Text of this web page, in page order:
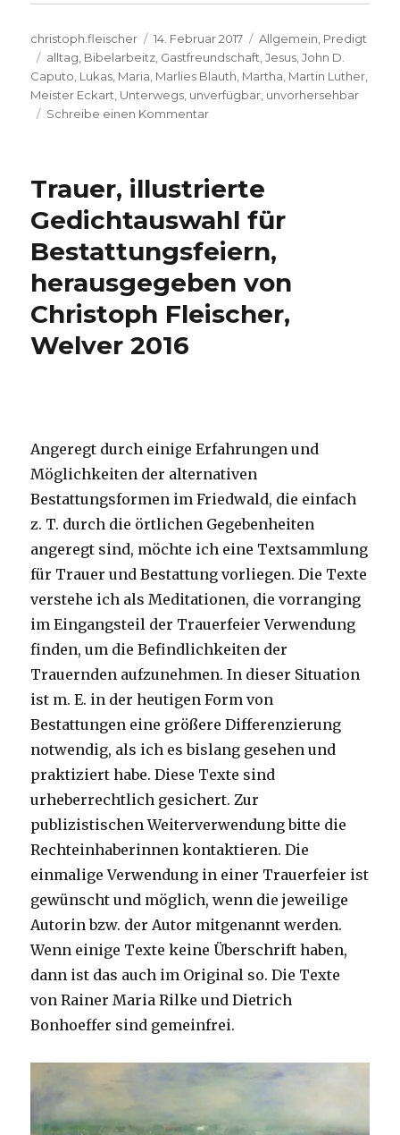
Autor
christoph.fleischer
Veröffentlicht
am
14. Februar 2017 Kategorien
Allgemein, Predigt
Schlagwörter
alltag, Bibelarbeitz, Gastfreundschaft,Jesus,John D.
Caputo, Lukas, Maria, Marlies Blauth, Martha, Martin Luther,
Meister Eckart, Unterwegs, unverfügbar, unvorhersehbar
Schreibe einen Kommentarzu
10,
und
Martha,
Christoph
Fleischer,
Welver
2017
Trauer, illustrierte
Gedichtauswahl für
Bestattungsfeiern,
herausgegeben von
Christoph Fleischer,
Welver 2016
Angeregt durch einige Erfahrungen und
Möglichkeiten der alternativen
Bestattungsformen im Friedwald, die einfach
z. T. durch die örtlichen Gegebenheiten
angeregt sind, möchte ich eine Textsammlung
für Trauer und Bestattung vorliegen. Die Texte
verstehe ich als Meditationen, die vorranging
im Eingangsteil der Trauerfeier Verwendung
finden, um die Befindlichkeiten der
Trauernden aufzunehmen. In dieser Situation
ist m. E. in der heutigen Form von
Bestattungen eine größere Differenzierung
notwendig, als ich es bislang gesehen und
praktiziert habe. Diese Texte sind
urheberrechtlich gesichert. Zur
publizistischen Weiterverwendung bitte die
Rechteinhaberinnen kontaktieren. Die
einmalige Verwendung in einer Trauerfeier ist
gewünscht und möglich, wenn die jeweilige
Autorin bzw. der Autor mitgenannt werden.
Wenn einige Texte keine Überschrift haben,
dann ist das auch im Original so. Die Texte
von Rainer Maria Rilke und Dietrich
Bonhoeffer sind gemeinfrei.